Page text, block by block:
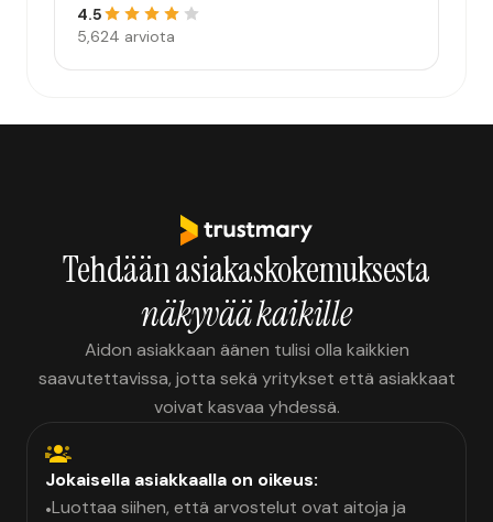
4.5
5,624 arviota
Tehdään asiakaskokemuksesta
näkyvää kaikille
Aidon asiakkaan äänen tulisi olla kaikkien
saavutettavissa, jotta sekä yritykset että asiakkaat
voivat kasvaa yhdessä.
Jokaisella asiakkaalla on oikeus:
•Luottaa siihen, että arvostelut ovat aitoja ja